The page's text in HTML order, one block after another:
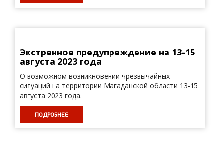
Экстренное предупреждение на 13-15
августа 2023 года
О возможном возникновении чрезвычайных
ситуаций на территории Магаданской области 13-15
августа 2023 года.
ПОДРОБНЕЕ